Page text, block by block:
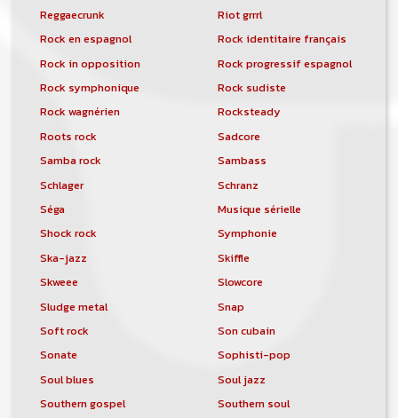
Reggaecrunk
Riot grrrl
Rock en espagnol
Rock identitaire français
Rock in opposition
Rock progressif espagnol
Rock symphonique
Rock sudiste
Rock wagnérien
Rocksteady
Roots rock
Sadcore
Samba rock
Sambass
Schlager
Schranz
Séga
Musique sérielle
Shock rock
Symphonie
Ska-jazz
Skiffle
Skweee
Slowcore
Sludge metal
Snap
Soft rock
Son cubain
Sonate
Sophisti-pop
Soul blues
Soul jazz
Southern gospel
Southern soul